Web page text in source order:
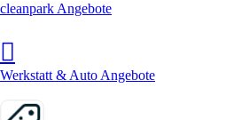
cleanpark Angebote
Werkstatt & Auto Angebote